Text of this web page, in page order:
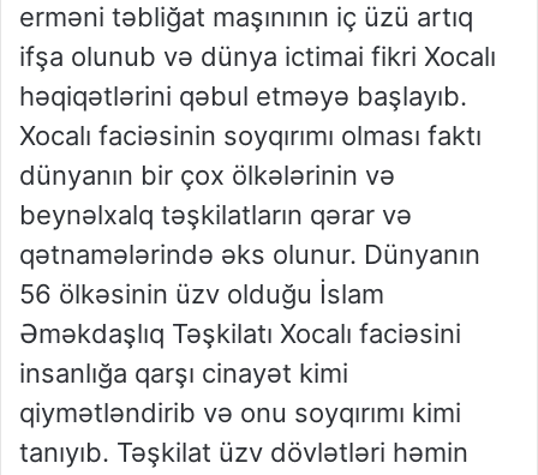
erməni təbliğat maşınının iç üzü artıq
ifşa olunub və dünya ictimai fikri Xocalı
həqiqətlərini qəbul etməyə başlayıb.
Xocalı faciəsinin soyqırımı olması faktı
dünyanın bir çox ölkələrinin və
beynəlxalq təşkilatların qərar və
qətnamələrində əks olunur. Dünyanın
56 ölkəsinin üzv olduğu İslam
Əməkdaşlıq Təşkilatı Xocalı faciəsini
insanlığa qarşı cinayət kimi
qiymətləndirib və onu soyqırımı kimi
tanıyıb. Təşkilat üzv dövlətləri həmin